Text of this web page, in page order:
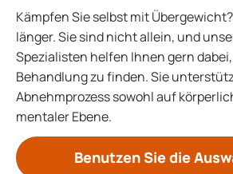
Kämpfen Sie selbst mit
länger. Sie sind nicht allein, und
Spezialisten helfen Ihnen gern
Behandlung zu finden. Sie
Abnehmprozess sowohl auf
mentaler Ebene.
Benutzen Sie die